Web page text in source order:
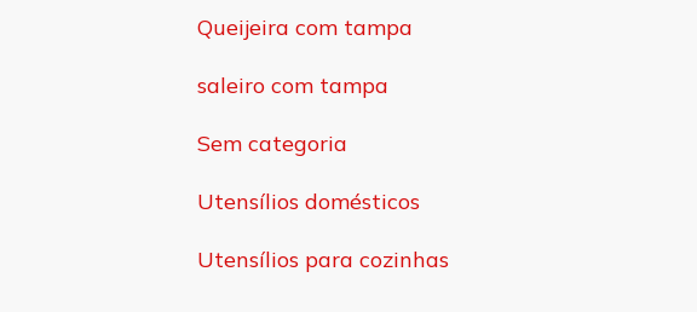
Queijeira com tampa
saleiro com tampa
Sem categoria
Utensílios domésticos
Utensílios para cozinhas